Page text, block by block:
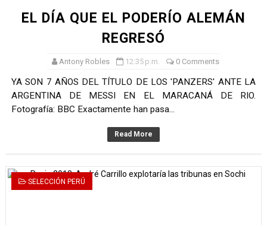
EL DÍA QUE EL PODERÍO ALEMÁN
REGRESÓ
Antony Robles 12:35 p.m. 0 Comments
YA SON 7 AÑOS DEL TÍTULO DE LOS 'PANZERS' ANTE LA
ARGENTINA DE MESSI EN EL MARACANÁ DE RIO.
Fotografía: BBC Exactamente han pasa...
Read More
SELECCIÓN PERÚ